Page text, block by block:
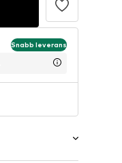
Snabb leverans